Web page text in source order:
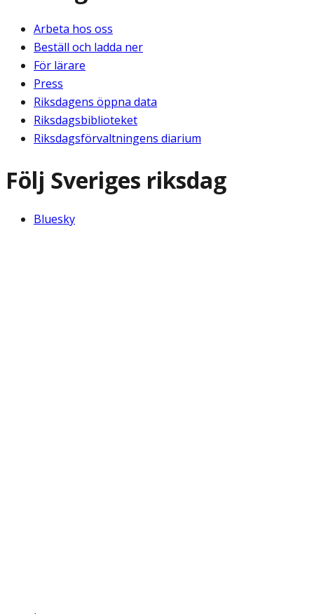
Arbeta hos oss
Beställ och ladda ner
För lärare
Press
Riksdagens öppna data
Riksdagsbiblioteket
Riksdagsförvaltningens diarium
Följ Sveriges riksdag
Bluesky